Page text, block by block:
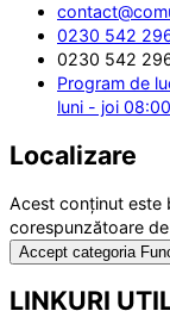
0230 542
0230 542
Program de
luni - joi
Localizare
Acest conținut este
corespunzătoare
Accept categoria
LINKURI